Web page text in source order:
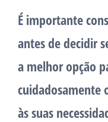
É importante
antes de decidir
a melhor opção
cuidadosamente
às suas